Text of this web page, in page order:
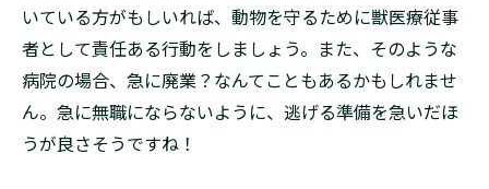
いている方がもしいれば、動物を守るために獣医療従事
者として責任ある行動をしましょう。また、そのような
病院の場合、急に廃業？なんてこともあるかもしれませ
ん。急に無職にならないように、逃げる準備を急いだほ
うが良さそうですね！